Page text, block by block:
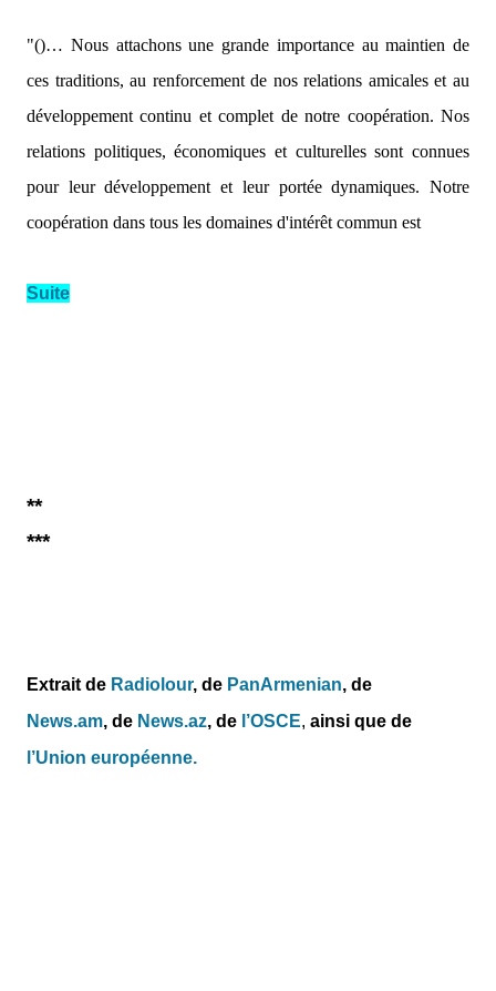
"()… Nous attachons une grande importance au maintien de
ces traditions, au renforcement de nos relations amicales et au
développement continu et complet de notre coopération. Nos
relations politiques, économiques et culturelles sont connues
pour leur développement et leur portée dynamiques. Notre
coopération dans tous les domaines d'intérêt commun est
Suite
**
***
Extrait de Radiolour, de PanArmenian, de
News.am, de News.az, de l’OSCE, ainsi que de
l’Union européenne.